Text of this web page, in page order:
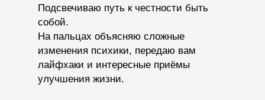
Подсвечиваю путь к честности быть
собой.
На пальцах объясняю сложные
изменения психики, передаю вам
лайфхаки и интересные приёмы
улучшения жизни.